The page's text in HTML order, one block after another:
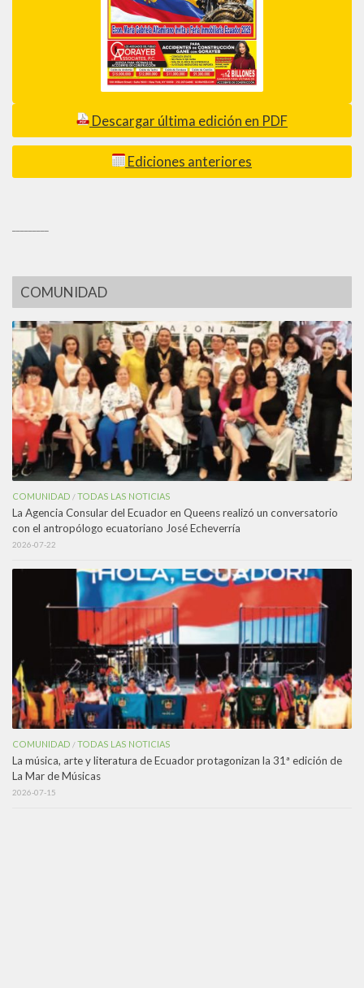
Descargar última edición en PDF
Ediciones anteriores
COMUNIDAD
COMUNIDAD /TODAS LAS NOTICIAS
La Agencia Consular del Ecuador en Queens realizó un conversatorio
con el antropólogo ecuatoriano José Echeverría
2026-07-22
COMUNIDAD /TODAS LAS NOTICIAS
La música, arte y literatura de Ecuador protagonizan la 31ª edición de
La Mar de Músicas
2026-07-15